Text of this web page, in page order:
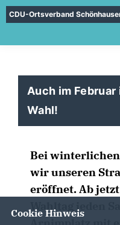
CDU-Ortsverband
Auch im
Wahl!
Bei
wir unseren
eröffnet. Ab
Wahltag jeden
Cookie Hinweis